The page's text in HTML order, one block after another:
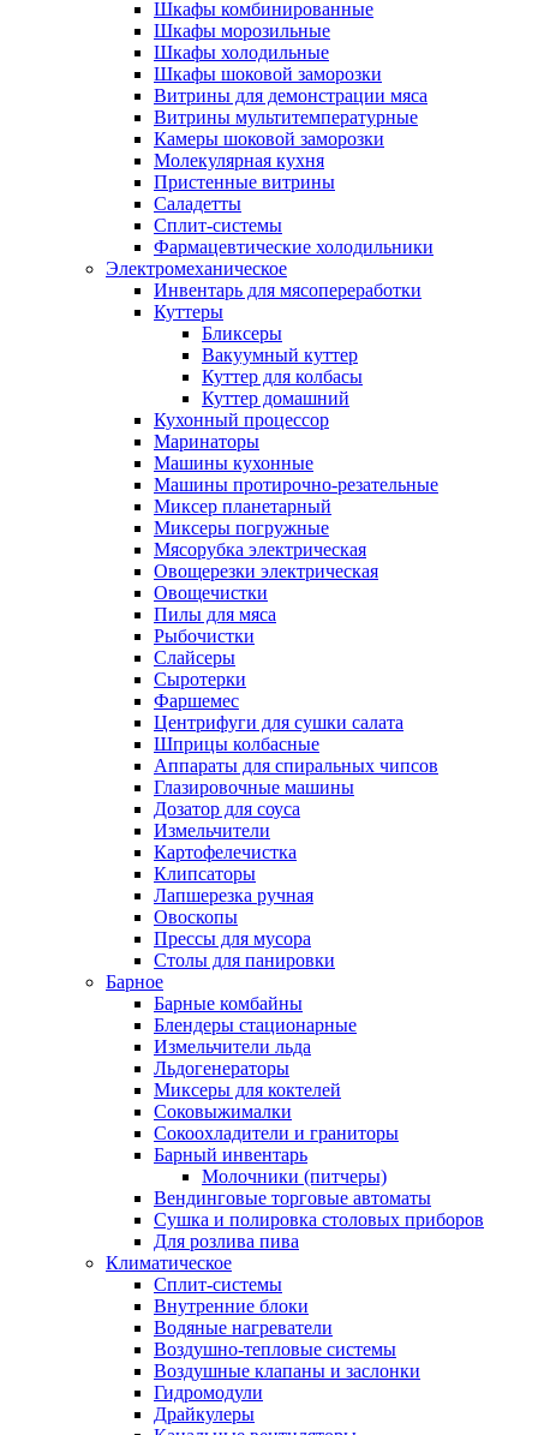
Шкафы комбинированные
Шкафы морозильные
Шкафы холодильные
Шкафы шоковой заморозки
Витрины для демонстрации мяса
Витрины мультитемпературные
Камеры шоковой заморозки
Молекулярная кухня
Пристенные витрины
Саладетты
Сплит-системы
Фармацевтические холодильники
Электромеханическое
Инвентарь для мясопереработки
Куттеры
Бликсеры
Вакуумный куттер
Куттер для колбасы
Куттер домашний
Кухонный процессор
Маринаторы
Машины кухонные
Машины протирочно-резательные
Миксер планетарный
Миксеры погружные
Мясорубка электрическая
Овощерезки электрическая
Овощечистки
Пилы для мяса
Рыбочистки
Слайсеры
Сыротерки
Фаршемес
Центрифуги для сушки салата
Шприцы колбасные
Аппараты для спиральных чипсов
Глазировочные машины
Дозатор для соуса
Измельчители
Картофелечистка
Клипсаторы
Лапшерезка ручная
Овоскопы
Прессы для мусора
Столы для панировки
Барное
Барные комбайны
Блендеры стационарные
Измельчители льда
Льдогенераторы
Миксеры для коктелей
Соковыжималки
Сокоохладители и граниторы
Барный инвентарь
Молочники (питчеры)
Вендинговые торговые автоматы
Сушка и полировка столовых приборов
Для розлива пива
Климатическое
Сплит-системы
Внутренние блоки
Водяные нагреватели
Воздушно-тепловые системы
Воздушные клапаны и заслонки
Гидромодули
Драйкулеры